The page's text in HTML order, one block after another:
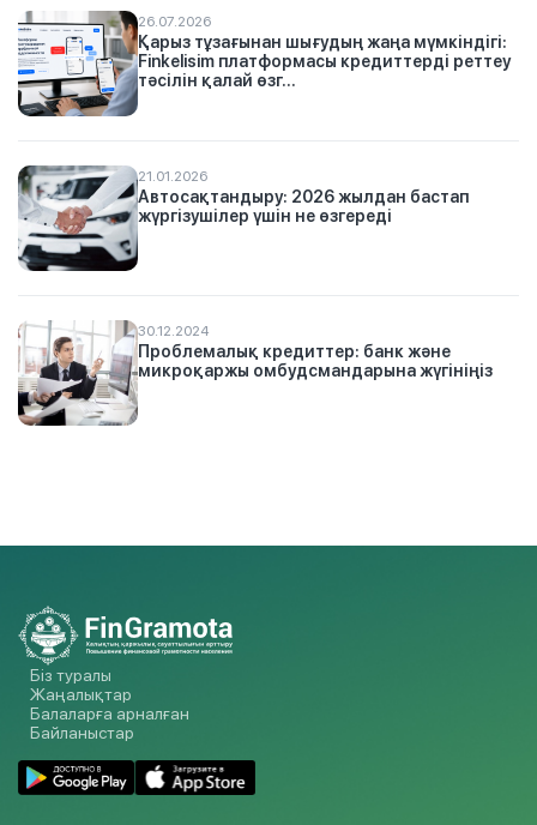
26.07.2026
Қарыз тұзағынан шығудың жаңа мүмкіндігі:
Finkelisim платформасы кредиттерді реттеу
тәсілін қалай өзг...
21.01.2026
Автосақтандыру: 2026 жылдан бастап
жүргізушілер үшін не өзгереді
30.12.2024
Проблемалық кредиттер: банк және
микроқаржы омбудсмандарына жүгініңіз
Біз туралы
Жаңалықтар
Балаларға арналған
Байланыстар